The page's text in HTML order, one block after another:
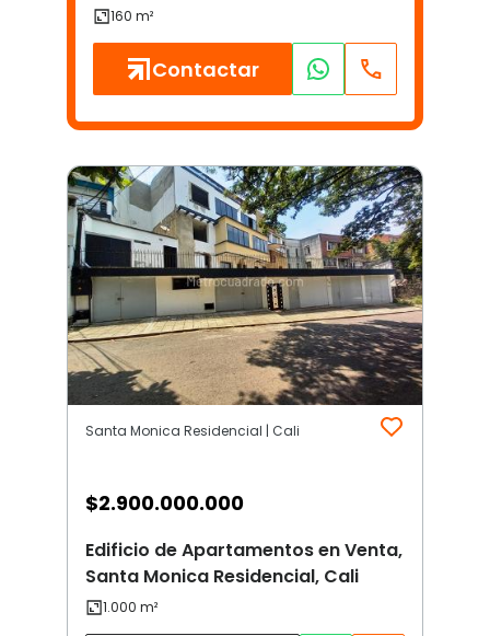
Contactar
Santa Monica Residencial | Cali
$2.900.000.000
Edificio de Apartamentos en Venta,
Santa Monica Residencial, Cali